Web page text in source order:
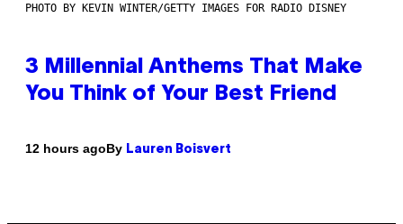
PHOTO BY KEVIN WINTER/GETTY IMAGES FOR RADIO DISNEY
3 Millennial Anthems That Make
You Think of Your Best Friend
12 hours agoBy Lauren Boisvert